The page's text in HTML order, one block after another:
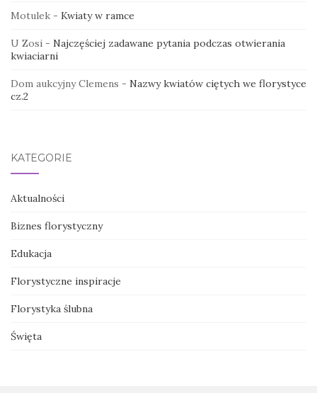
Motulek - Kwiaty w ramce
U Zosi - Najczęściej zadawane pytania podczas otwierania
kwiaciarni
Dom aukcyjny Clemens - Nazwy kwiatów ciętych we florystyce
cz.2
KATEGORIE
Aktualności
Biznes florystyczny
Edukacja
Florystyczne inspiracje
Florystyka ślubna
Święta